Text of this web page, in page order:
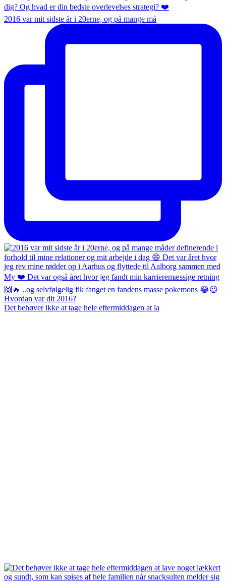
2016 var mit sidste år i 20erne, og på mange må
Det behøver ikke at tage hele eftermiddagen at la